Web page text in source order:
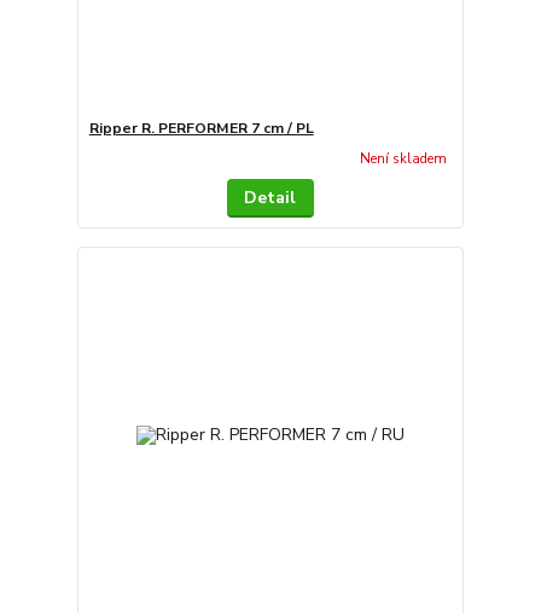
Ripper R. PERFORMER 7 cm / PL
Není skladem
Detail